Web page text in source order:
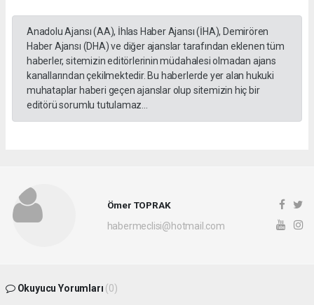
Anadolu Ajansı (AA), İhlas Haber Ajansı (İHA), Demirören
Haber Ajansı (DHA) ve diğer ajanslar tarafından eklenen tüm
haberler, sitemizin editörlerinin müdahalesi olmadan ajans
kanallarından çekilmektedir. Bu haberlerde yer alan hukuki
muhataplar haberi geçen ajanslar olup sitemizin hiç bir
editörü sorumlu tutulamaz...
Ömer TOPRAK
habermeclisi@hotmail.com
Okuyucu Yorumları (0)